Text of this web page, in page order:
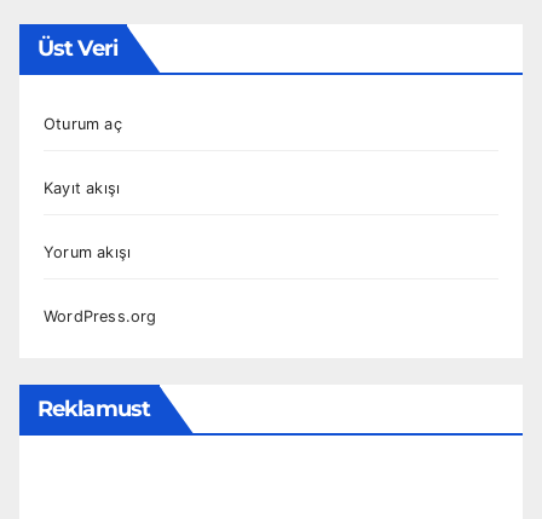
Üst Veri
Oturum aç
Kayıt akışı
Yorum akışı
WordPress.org
Reklamust